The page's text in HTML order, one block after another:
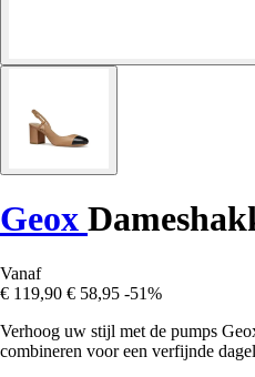
Geox
Vanaf
€ 119,90 € 58,95 -51%
Verhoog uw stijl met de pumps
combineren voor een verfijnde